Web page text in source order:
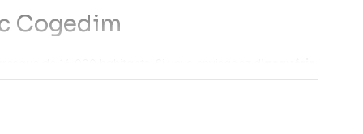
Cogedim
lesprogrammes immobiliers neufs Port-de-Bouc.